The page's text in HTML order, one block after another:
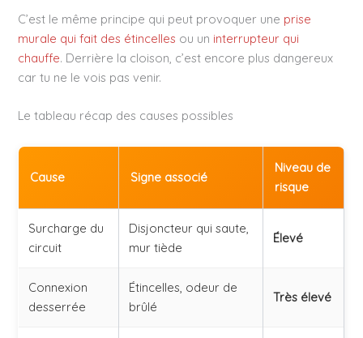
C’est le même principe qui peut provoquer une prise
murale qui fait des étincelles ou un interrupteur qui
chauffe. Derrière la cloison, c’est encore plus dangereux
car tu ne le vois pas venir.
Le tableau récap des causes possibles
Cause Signe associé
Niveau de
risque
Surcharge du
circuit
Disjoncteur qui saute,
mur tiède
Élevé
Connexion
desserrée
Étincelles, odeur de
brûlé
Très élevé